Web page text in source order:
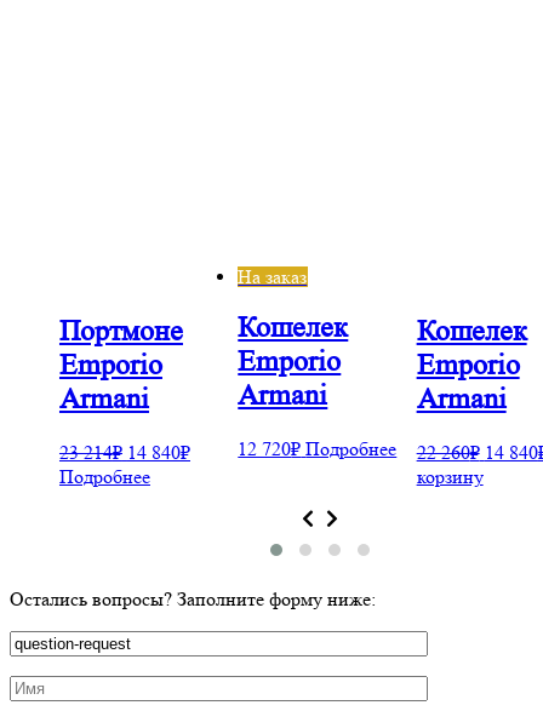
Портмоне
Emporio
Armani
23 214₽ 14 840₽
Подробнее
На заказ
Кошелек
Emporio
Armani
12 720₽ Подробнее
Кошелек
Emporio
Armani
22 260₽ 14 840
корзину
Остались вопросы? Заполните форму ниже: